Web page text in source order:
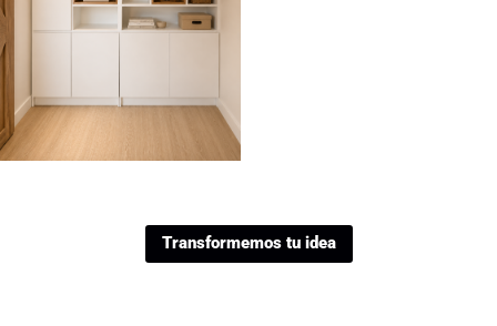
Transformemos tu idea